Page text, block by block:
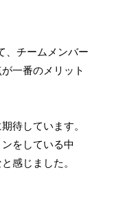
、チームメンバー
一番のメリット
待しています。
をしている中
感じました。